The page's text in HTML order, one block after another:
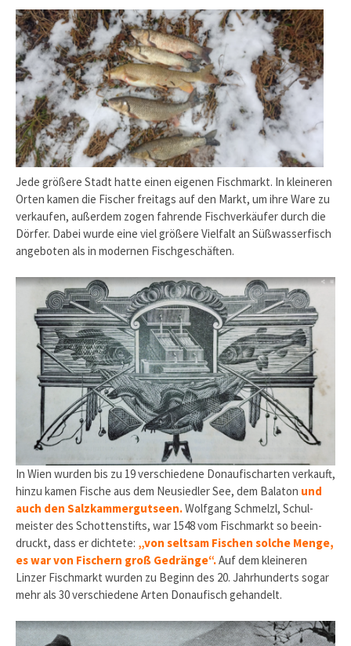
Jede größere Stadt hatte einen eigenen Fischmarkt. In kleine­ren
Orten kamen die Fischer freitags auf den Markt, um ihre Ware zu
verkaufen, außerdem zogen fahrende Fischverkäufer durch die
Dörfer. Dabei wurde eine viel größere Vielfalt an Süß­wasserfisch
angeboten als in modernen Fischgeschäften.
In Wien wurden bis zu 19 verschiedene Donaufischarten verkauft,
hinzu kamen Fische aus dem Neusiedler See, dem Balaton und
auch den Salzkammergutseen.Wolfgang Schmelzl, Schul­
meister des Schottenstifts, war 1548 vom Fischmarkt so beein­
druckt, dass er dichtete: „von seltsam Fischen solche Menge,
es war von Fischern groß Gedränge“.Auf dem kleineren
Linzer Fischmarkt wurden zu Beginn des 20. Jahrhunderts sogar
mehr als 30 verschiedene Arten Donaufisch gehandelt.